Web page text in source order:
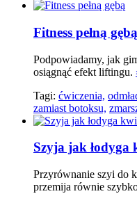
Fitness pełną gębą
Podpowiadamy, jak
osiągnąć efekt liftingu.
Tagi: ćwiczenia,
zamiast botoksu,
Szyja jak łodyga
Przyrównanie szyi do
przemija równie